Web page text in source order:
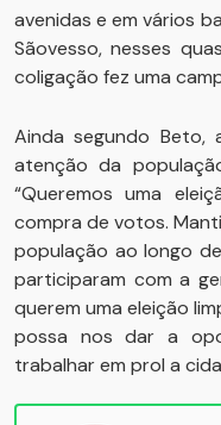
avenidas e em vários
Sãovesso, nesses
coligação fez uma
Ainda segundo Beto,
atenção da
“Queremos uma
compra de votos.
população ao longo
participaram com a
querem uma eleição
possa nos dar a
trabalhar em prol a